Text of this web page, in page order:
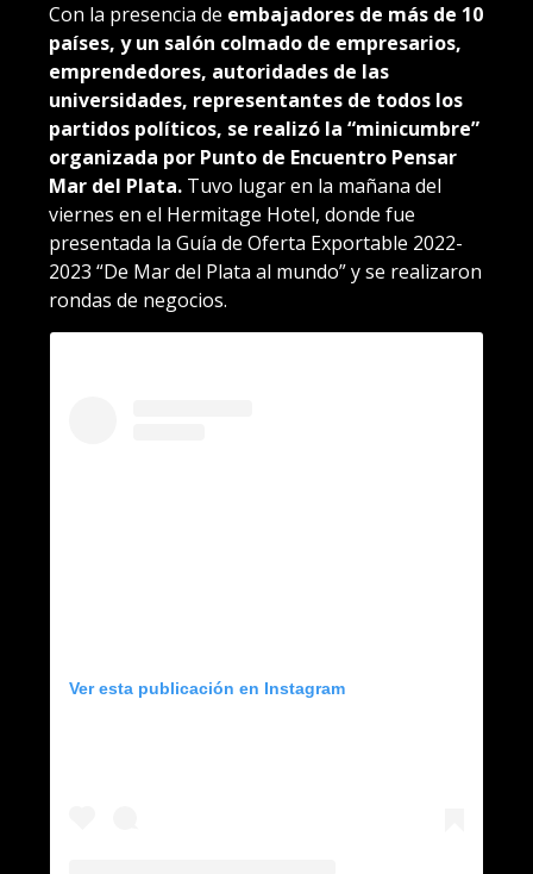
Con la presencia de embajadores de más de 10
países, y un salón colmado de empresarios,
emprendedores, autoridades de las
universidades, representantes de todos los
partidos políticos, se realizó la “minicumbre”
organizada por Punto de Encuentro Pensar
Mar del Plata. Tuvo lugar en la mañana del
viernes en el Hermitage Hotel, donde fue
presentada la Guía de Oferta Exportable 2022-
2023 “De Mar del Plata al mundo” y se realizaron
rondas de negocios.
Ver esta publicación en Instagram